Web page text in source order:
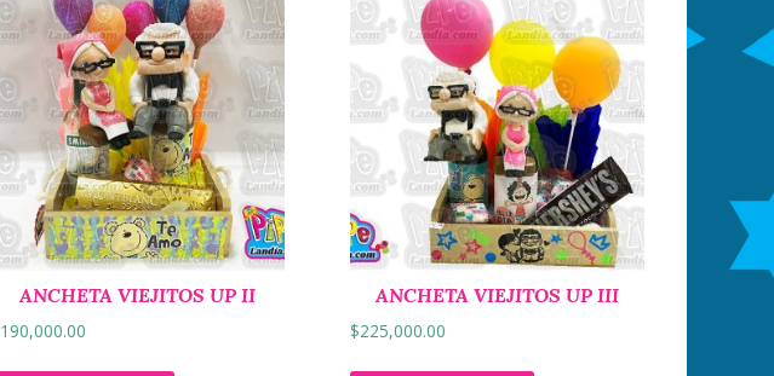
ANCHETA VIEJITOS UP II
190,000.00
ANCHETA VIEJITOS UP III
$225,000.00